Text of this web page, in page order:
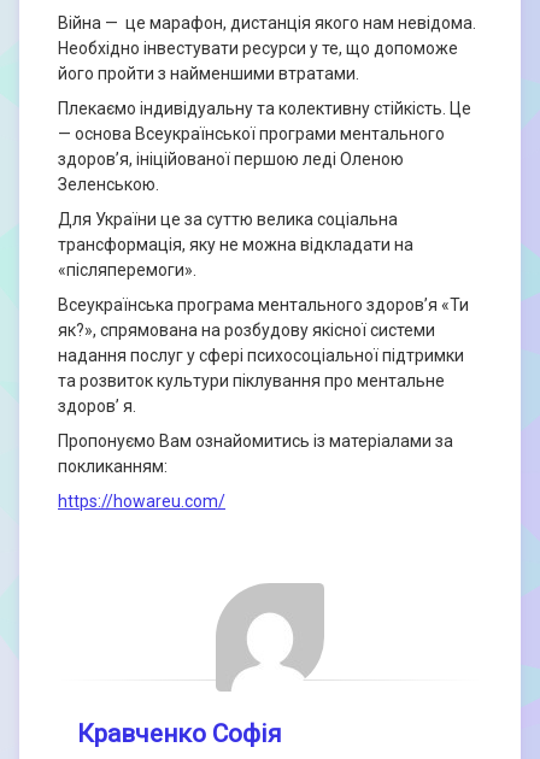
Війна — це марафон, дистанція якого нам невідома.
Необхідно інвестувати ресурси у те, що допоможе
його пройти з найменшими втратами.
Плекаємо індивідуальну та колективну стійкість. Це
— основа Всеукраїнської програми ментального
здоровʼя, ініційованої першою леді Оленою
Зеленською.
Для України це за суттю велика соціальна
трансформація, яку не можна відкладати на
«післяперемоги».
Всеукраїнська програма ментального здоров’я «Ти
як?», спрямована на розбудову якісної системи
надання послуг у сфері психосоціальної підтримки
та розвиток культури піклування про ментальне
здоров’ я.
Пропонуємо Вам ознайомитись із матеріалами за
покликанням:
https://howareu.com/
Кравченко Софія